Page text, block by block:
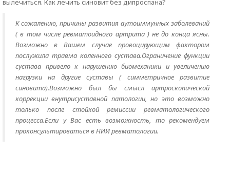
вылечиться. Как лечить синовит без дипроспана?
К сожалению, причины развития аутоиммунных заболеваний
( в том числе ревматоидного артрита ) не до конца ясны.
Возможно в Вашем случае провоцирующим фактором
послужила травма коленного сустава.Ограничение функции
сустава привело к нарушению биомеханики и увеличению
нагрузки на другие суставы ( симметричное развитие
синовита).Возможно был бы смысл артроскопической
коррекции внутрисуставной патологии, но это возможно
только после стойкой ремиссии ревматологического
процесса.Если у Вас есть возможность, то рекомендуем
проконсультироваться в НИИ ревматологии.